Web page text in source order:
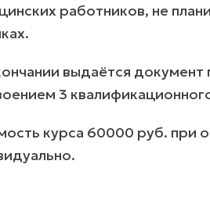
работников, не
выдаётся документ
3
курса 60000 руб. при